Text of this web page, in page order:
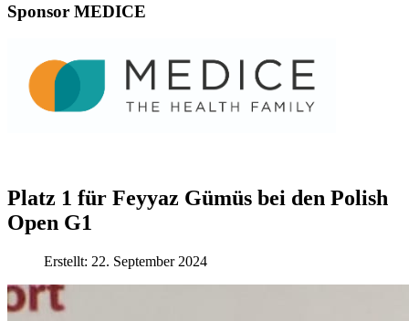
Sponsor MEDICE
Platz 1 für Feyyaz Gümüs bei den Polish
Open G1
Erstellt: 22. September 2024